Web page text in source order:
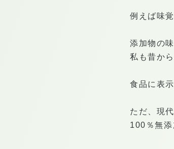
例えば味
添加物の
私も昔か
食品に表
ただ、現
100％無添